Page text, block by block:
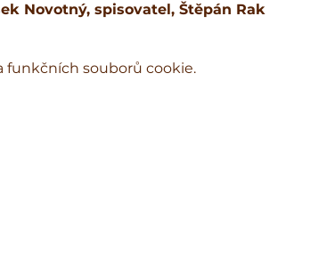
Novotný, spisovatel, Štěpán Rak
funkčních souborů cookie.